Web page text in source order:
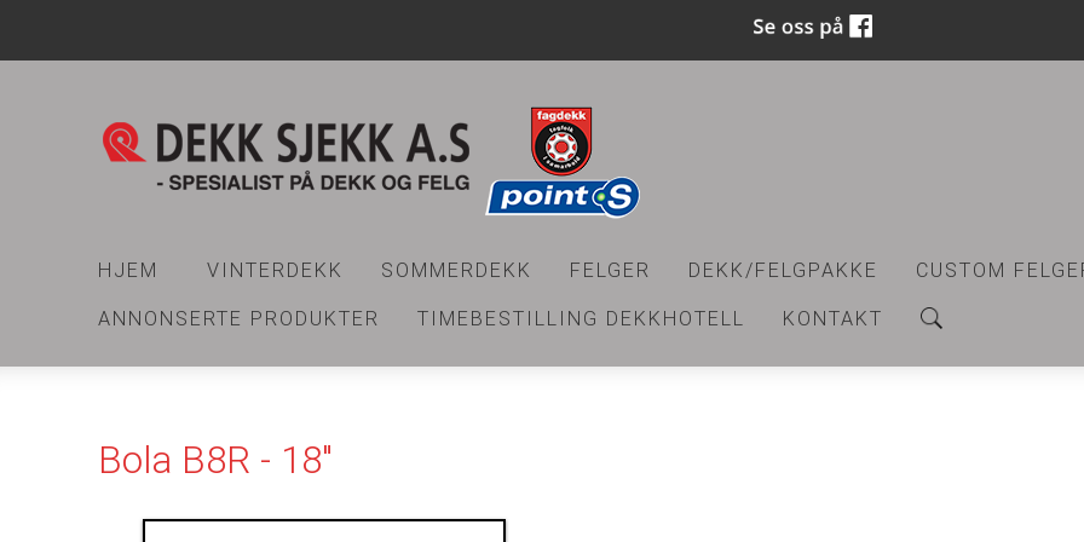
HJEM VINTERDEKK SOMMERDEKK FELGER DEKK/FELGPAKKE CUSTOM
ANNONSERTE PRODUKTER TIMEBESTILLING DEKKHOTELL KONTAKT
Bola B8R - 18"